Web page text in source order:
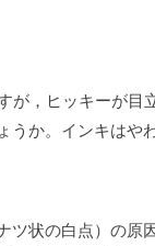
が，ヒッキーが目
か。インキはや
状の白点）の原